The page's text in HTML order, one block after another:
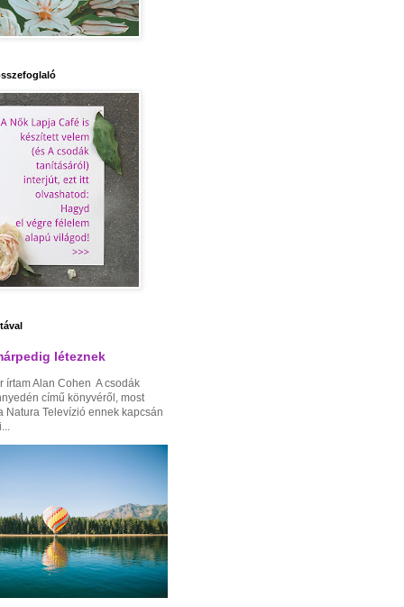
léteznek
írtam Alan Cohen A csodák
című könyvéről, most
Natura Televízió ennek kapcsán